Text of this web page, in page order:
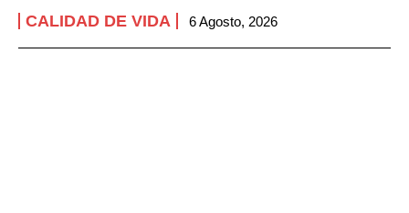
CALIDAD DE VIDA 6 Agosto, 2026